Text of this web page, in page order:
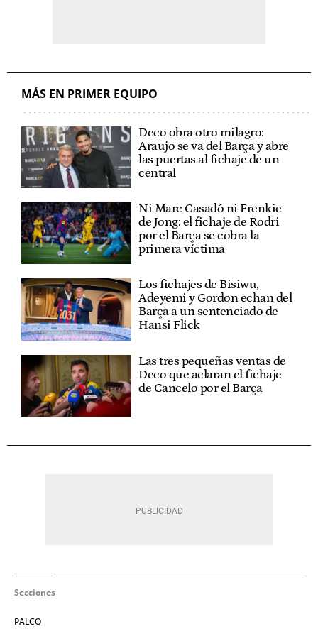
MÁS EN PRIMER EQUIPO
Deco obra otro milagro:
Araujo se va del Barça y abre
las puertas al fichaje de un
central
Ni Marc Casadó ni Frenkie
de Jong: el fichaje de Rodri
por el Barça se cobra la
primera víctima
Los fichajes de Bisiwu,
Adeyemi y Gordon echan del
Barça a un sentenciado de
Hansi Flick
Las tres pequeñas ventas de
Deco que aclaran el fichaje
de Cancelo por el Barça
Secciones
PALCO